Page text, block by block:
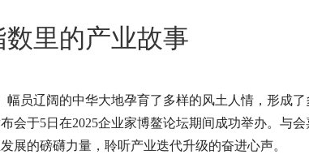
里的产业故事
员辽阔的中华大地孕育了多样的风土人情，形成了
会于5日在2025企业家博鳌论坛期间成功举办。与会
展的磅礴力量，聆听产业迭代升级的奋进心声。